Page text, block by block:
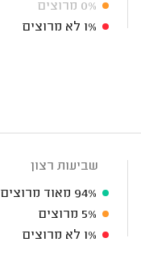
0% מרוצים
1% לא מרוצים
שביעות רצון
94% מאוד מרוצים
5% מרוצים
1% לא מרוצים